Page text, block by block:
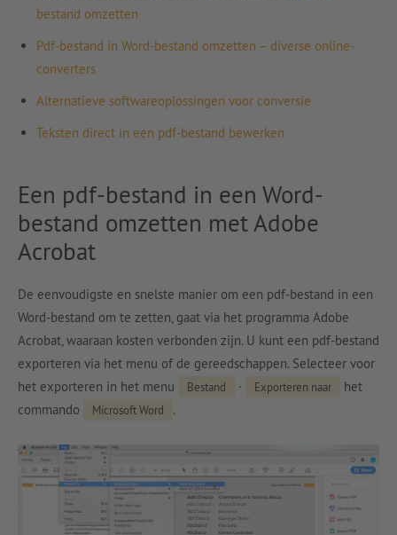
bestand omzetten
Pdf-bestand in Word-bestand omzetten – diverse online-
converters
Alternatieve softwareoplossingen voor conversie
Teksten direct in een pdf-bestand bewerken
Een pdf-bestand in een Word-
bestand omzetten met Adobe
Acrobat
De eenvoudigste en snelste manier om een pdf-bestand in een
Word-bestand om te zetten, gaat via het programma Adobe
Acrobat, waaraan kosten verbonden zijn. U kunt een pdf-bestand
exporteren via het menu of de gereedschappen. Selecteer voor
het exporteren in het menu
Bestand · Exporteren naar
het
commando
Microsoft Word .